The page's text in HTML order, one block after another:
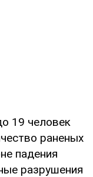
19 человек
раненых
падения
разрушения